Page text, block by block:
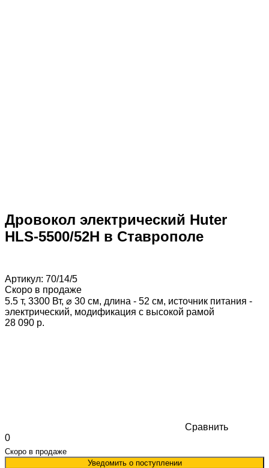
Дровокол электрический Huter
HLS-5500/52H в Ставрополе
Артикул: 70/14/5
Скоро в продаже
5.5 т, 3300 Вт, ⌀ 30 см, длина - 52 см, источник питания -
электрический, модификация с высокой рамой
28 090 p.
Сравнить
0
Скоро в продаже
Уведомить о поступлении